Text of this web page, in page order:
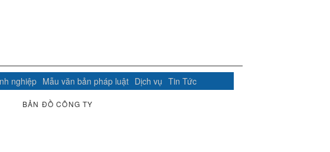
nghiệp Mẫu văn bản pháp luật Dịch vụ Tin Tức
BẢN ĐỒ CÔNG TY